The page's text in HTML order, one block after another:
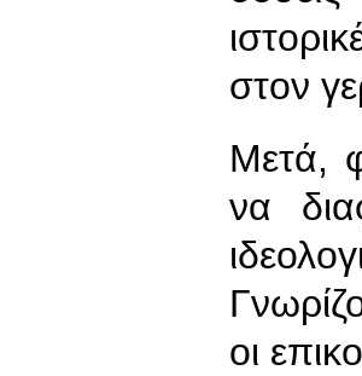
στον
Μετά,
να
οι